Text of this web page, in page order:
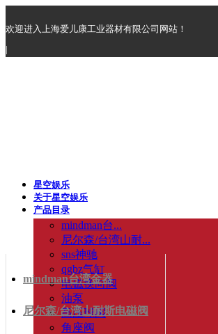
欢迎进入上海爱儿康工业器材有限公司网站！
|
星空娱乐
关于星空娱乐
产品目录
mindman台...
尼尔森/台湾山耐...
sns神驰
qgbz气缸
电磁换向阀
油泵
高压球阀
角座阀
mindman台湾金器
尼尔森/台湾山耐斯电磁阀